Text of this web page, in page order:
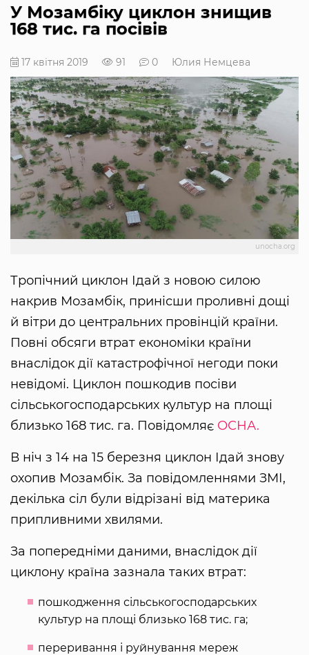
У Мозамбіку циклон знищив
168 тис. га посівів
17 квітня 2019 91 0 Юлия Немцева
unocha.org
Тропічний циклон Ідай з новою силою
накрив Мозамбік, принісши проливні дощі
й вітри до центральних провінцій країни.
Повні обсяги втрат економіки країни
внаслідок дії катастрофічної негоди поки
невідомі. Циклон пошкодив посіви
сільськогосподарських культур на площі
близько 168 тис. га. Повідомляє ОСНА.
В ніч з 14 на 15 березня циклон Ідай знову
охопив Мозамбік. За повідомленнями ЗМІ,
декілька сіл були відрізані від материка
припливними хвилями.
За попередніми даними, внаслідок дії
циклону країна зазнала таких втрат:
пошкодження сільськогосподарських
культур на площі близько 168 тис. га;
переривання і руйнування мереж